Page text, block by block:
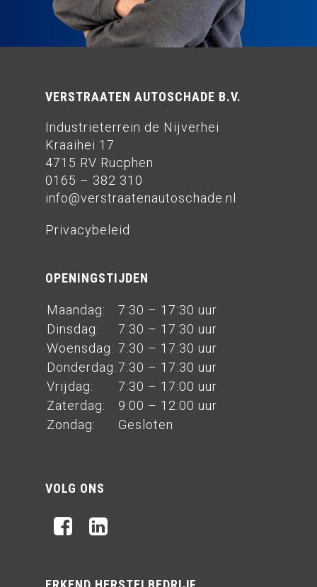
VERSTRAATEN AUTOSCHADE B.V.
Industrieterrein de Nijverhei
Kraaihei 17
4715 RV Rucphen
0165 – 382 310
info@verstraatenautoschade.nl
Privacybeleid
OPENINGSTIJDEN
Maandag:
7:30 – 17:30 uur
Dinsdag:
7:30 – 17:30 uur
Woensdag: 7:30 – 17:30 uur
Donderdag:7:30 – 17:30 uur
Vrijdag:
7:30 – 17:00 uur
Zaterdag:
9:00 – 12:00 uur
Zondag:
Gesloten
VOLG ONS